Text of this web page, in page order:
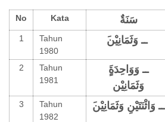
No Kata سَنَةٌ
1
Tahun
1980
َــ وَثَمَانِيْن
2
Tahun
1981
وَثَمَانِيْن
3
Tahun
1982
َــ وَاثْنَتَيْنِ وَثَمَانِيْن